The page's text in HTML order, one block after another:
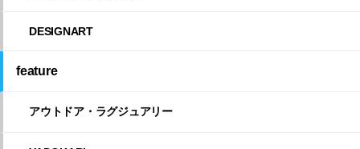
DESIGNART
feature
アウトドア・ラグジュアリー